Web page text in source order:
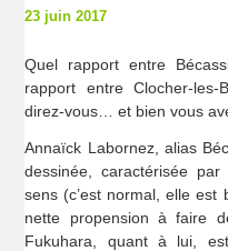
23 juin 2017
Quel rapport entre
rapport entre Clocher-
direz-vous… et bien vous
Annaïck Labornez, alias
dessinée, caractérisée
sens (c’est normal, elle est
nette propension à faire
Fukuhara, quant à lui,